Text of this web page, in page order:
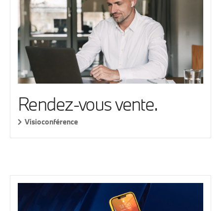
Rendez-vous vente.
Visioconférence